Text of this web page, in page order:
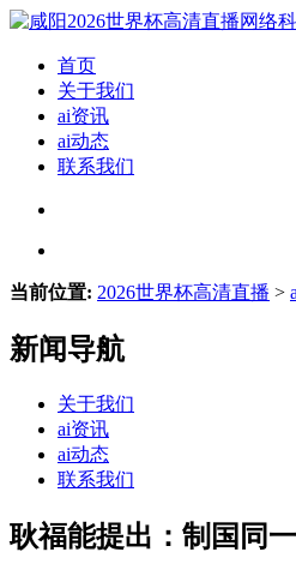
首页
关于我们
ai资讯
ai动态
联系我们
当前位置: 2026世界杯高清直播 >
新闻导航
关于我们
ai资讯
ai动态
联系我们
耿福能提出：制国同